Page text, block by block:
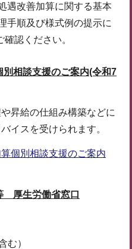
遇改善加算に関する基本
手順及び様式例の提示に
認ください。
別相談支援のご案内(令和7
昇給の仕組み構築などに
イスを受けられます。
個別相談支援のご案内
厚生労働省窓口
む）